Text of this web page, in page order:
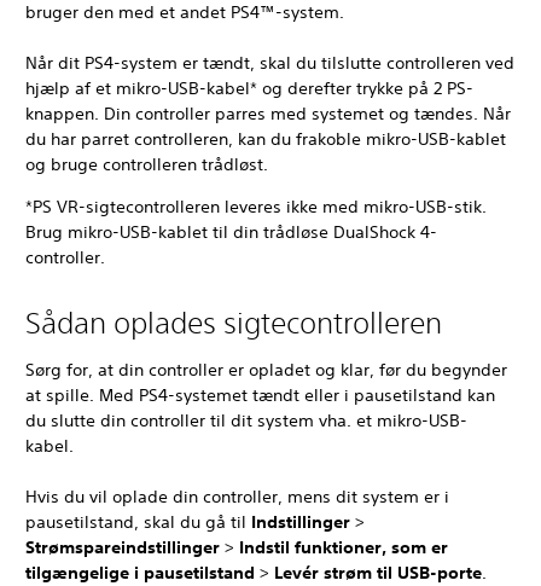
bruger den med et andet PS4™-system.
Når dit PS4-system er tændt, skal du tilslutte controlleren ved
hjælp af et mikro-USB-kabel* og derefter trykke på 2 PS-
knappen. Din controller parres med systemet og tændes. Når
du har parret controlleren, kan du frakoble mikro-USB-kablet
og bruge controlleren trådløst.
*PS VR-sigtecontrolleren leveres ikke med mikro-USB-stik.
Brug mikro-USB-kablet til din trådløse DualShock 4-
controller.
Sådan oplades sigtecontrolleren
Sørg for, at din controller er opladet og klar, før du begynder
at spille. Med PS4-systemet tændt eller i pausetilstand kan
du slutte din controller til dit system vha. et mikro-USB-
kabel.
Hvis du vil oplade din controller, mens dit system er i
pausetilstand, skal du gå til Indstillinger >
Strømspareindstillinger > Indstil funktioner, som er
tilgængelige i pausetilstand > Levér strøm til USB-porte.